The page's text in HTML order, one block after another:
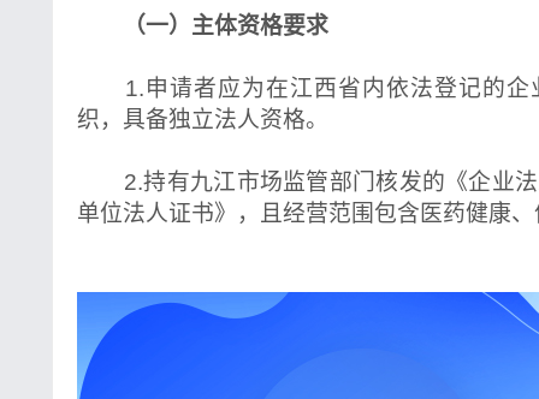
（一）主体资格要求
1.申请者应为在江西省内依法登记的企
织，具备独立法人资格。
2.持有九江市场监管部门核发的《企业法
单位法人证书》，且经营范围包含医药健康